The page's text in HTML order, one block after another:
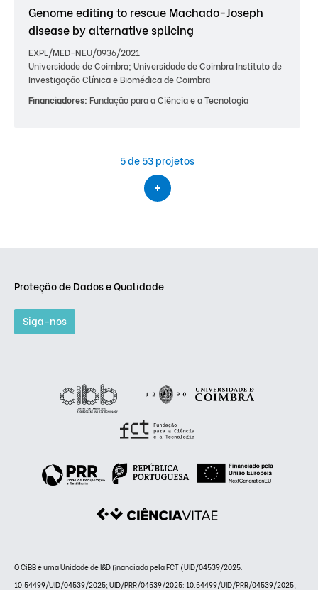
Genome editing to rescue Machado-Joseph
disease by alternative splicing
EXPL/MED-NEU/0936/2021
Universidade de Coimbra; Universidade de Coimbra Instituto de
Investigação Clínica e Biomédica de Coimbra
Financiadores: Fundação para a Ciência e a Tecnologia
5de 53 projetos
Proteção de Dados e Qualidade
Siga-nos
O CiBB é uma Unidade de I&D financiada pela FCT (UID/04539/2025:
10.54499/UID/04539/2025; UID/PRR/04539/2025: 10.54499/UID/PRR/04539/2025;